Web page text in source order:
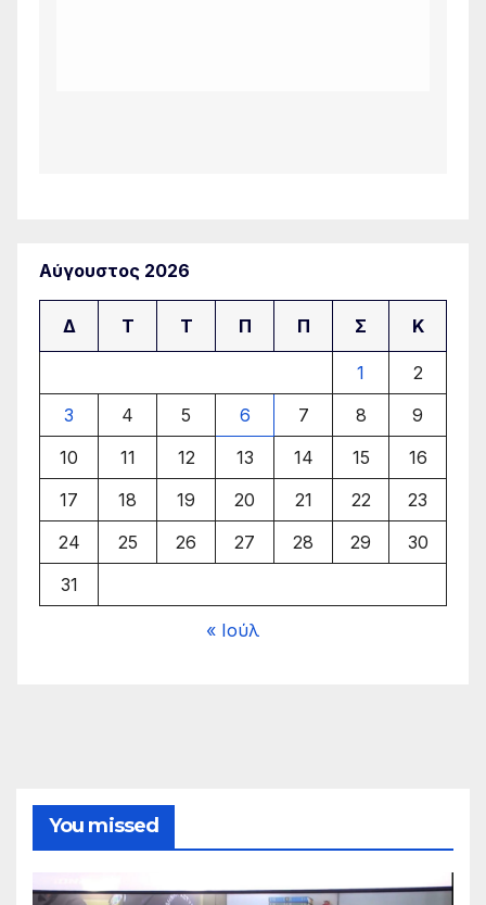
Αύγουστος 2026
Δ Τ Τ Π Π Σ Κ
1
2
3
4 5 6 7 8
9
10
11 12 13 14 15
16
17
18 19 20 21 22
23
24
25 26 27 28 29
30
31
« Ιούλ
You missed